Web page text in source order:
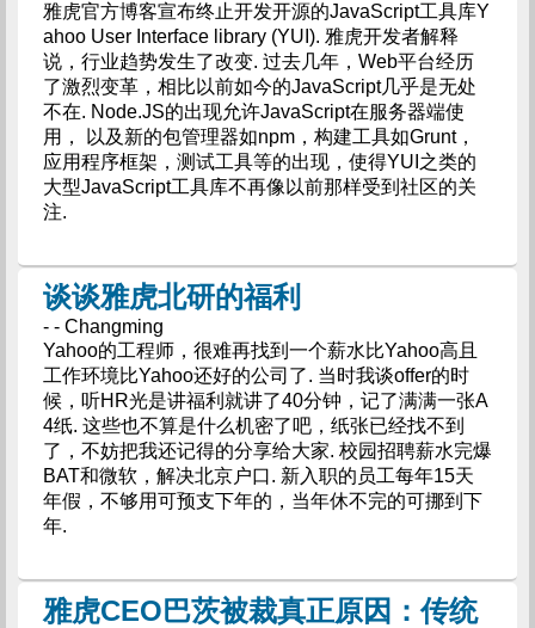
雅虎官方博客宣布终止开发开源的JavaScript工具库Y
ahoo User Interface library (YUI). 雅虎开发者解释
说，行业趋势发生了改变. 过去几年，Web平台经历
了激烈变革，相比以前如今的JavaScript几乎是无处
不在. Node.JS的出现允许JavaScript在服务器端使
用， 以及新的包管理器如npm，构建工具如Grunt，
应用程序框架，测试工具等的出现，使得YUI之类的
大型JavaScript工具库不再像以前那样受到社区的关
注.
谈谈雅虎北研的福利
- - Changming
Yahoo的工程师，很难再找到一个薪水比Yahoo高且
工作环境比Yahoo还好的公司了. 当时我谈offer的时
候，听HR光是讲福利就讲了40分钟，记了满满一张A
4纸. 这些也不算是什么机密了吧，纸张已经找不到
了，不妨把我还记得的分享给大家. 校园招聘薪水完爆
BAT和微软，解决北京户口. 新入职的员工每年15天
年假，不够用可预支下年的，当年休不完的可挪到下
年.
雅虎CEO巴茨被裁真正原因：传统